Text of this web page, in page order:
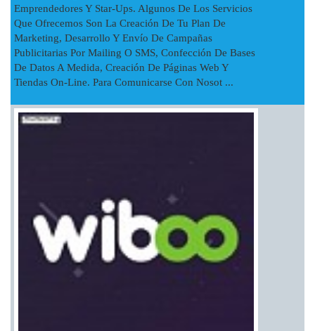
Emprendedores Y Star-Ups. Algunos De Los Servicios
Que Ofrecemos Son La Creación De Tu Plan De
Marketing, Desarrollo Y Envío De Campañas
Publicitarias Por Mailing O SMS, Confección De Bases
De Datos A Medida, Creación De Páginas Web Y
Tiendas On-Line. Para Comunicarse Con Nosot ...